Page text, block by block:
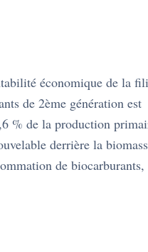
économique de la
de 2ème génération est
% de la production
derrière la
de biocarburants,